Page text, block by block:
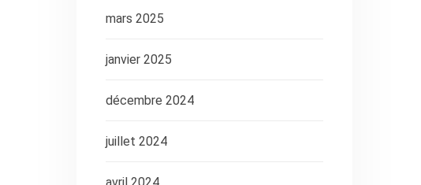
mars 2025
janvier 2025
décembre 2024
juillet 2024
avril 2024